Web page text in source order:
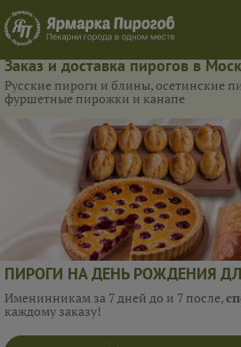
Заказ и доставка пирогов в
Русские пироги и блины, осетинские
фуршетные пирожки и канапе
ПИРОГИ НА ДЕНЬ РОЖДЕНИЯ
Именинникам за 7 дней до и 7 после,
каждому заказу!